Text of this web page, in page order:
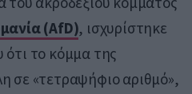
(AfD), ισχυρίστηκε
ότι το κόμμα της
σε «τετραψήφιο αριθμό»,